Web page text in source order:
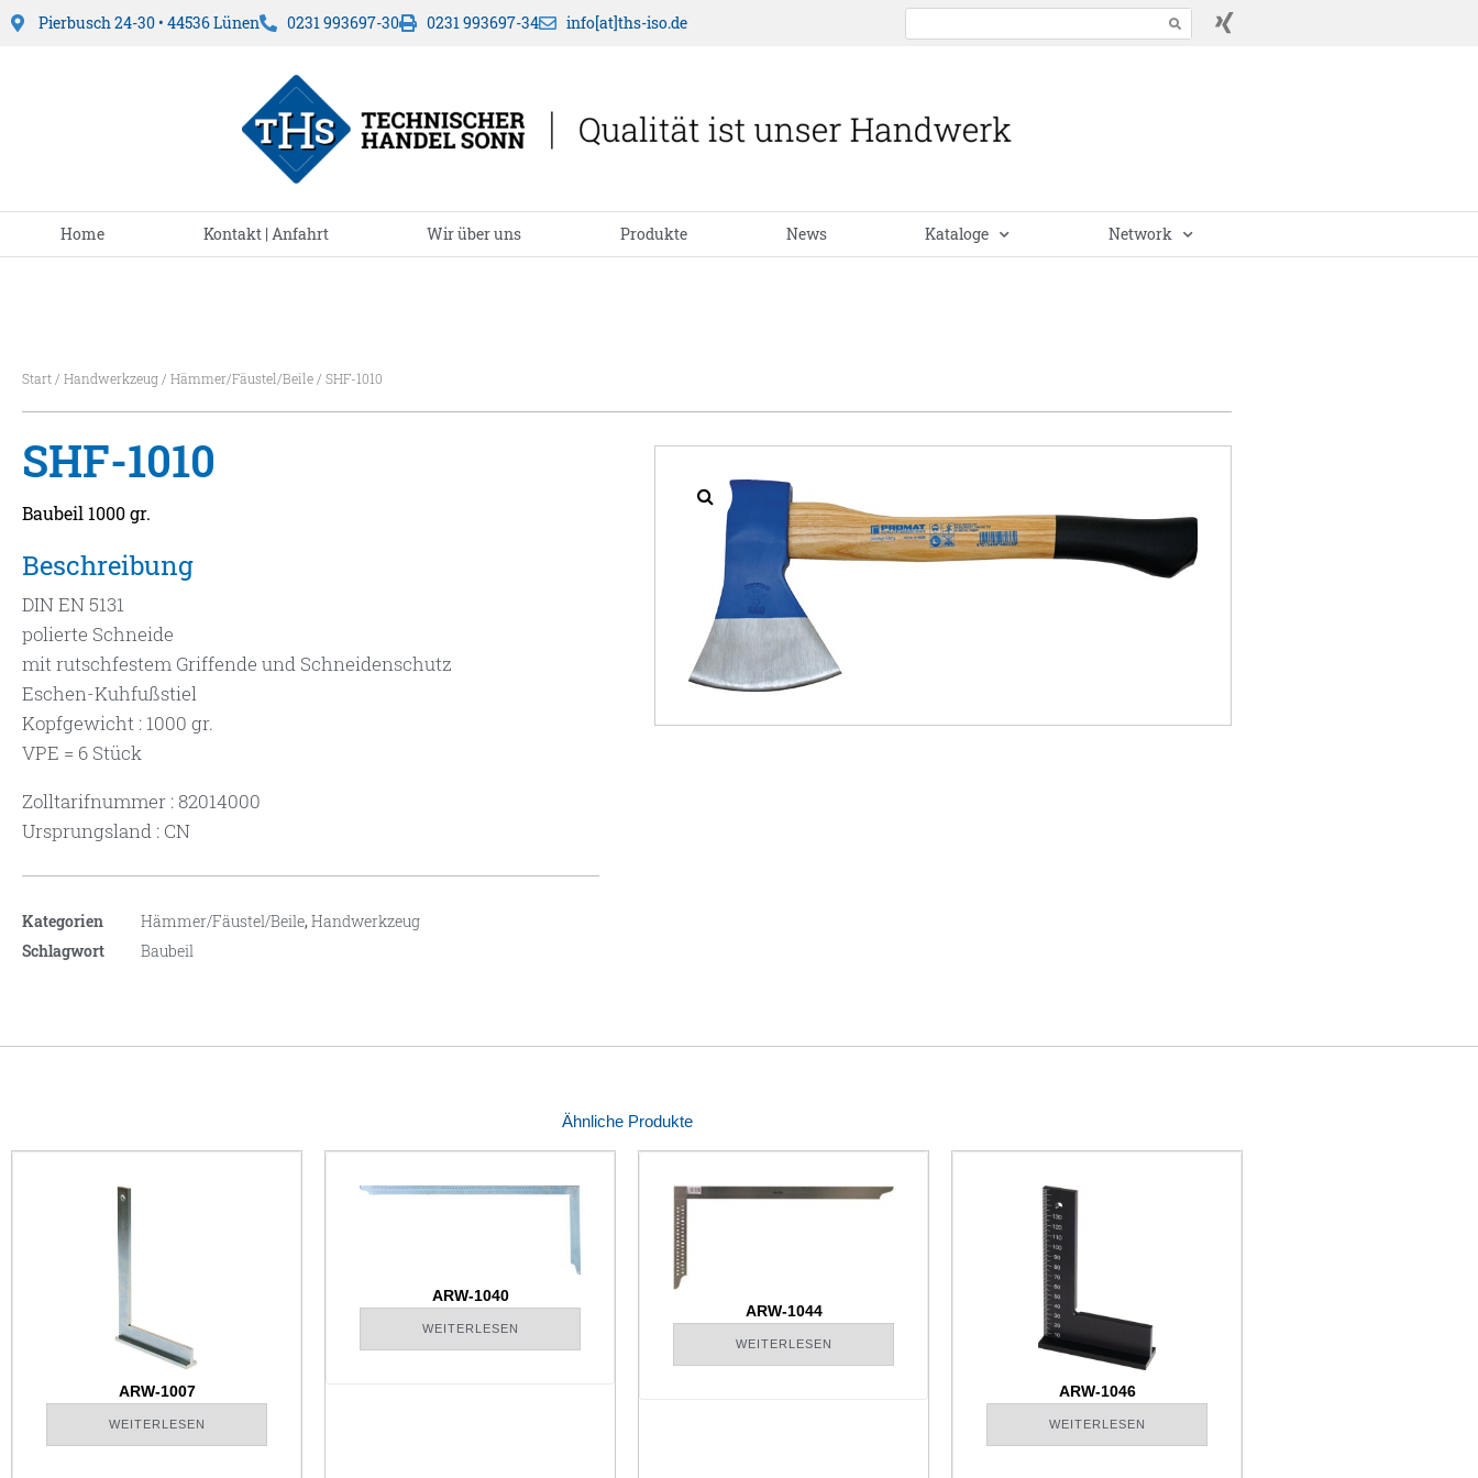
Pierbusch 24-30 • 44536 Lünen 0231 993697-30 0231 993697-34 info[at]ths-iso.de
Home Kontakt | Anfahrt Wir über uns Produkte News Kataloge Network
Start / Handwerkzeug / Hämmer/Fäustel/Beile / SHF-1010
SHF-1010
Baubeil 1000 gr.
Beschreibung
DIN EN 5131
polierte Schneide
mit rutschfestem Griffende und Schneidenschutz
Eschen-Kuhfußstiel
Kopfgewicht : 1000 gr.
VPE = 6 Stück
Zolltarifnummer : 82014000
Ursprungsland : CN
Kategorien Hämmer/Fäustel/Beile,Handwerkzeug
Schlagwort
Baubeil
Ähnliche Produkte
ARW-1007
WEITERLESEN
ARW-1040
WEITERLESEN
ARW-1044
WEITERLESEN
ARW-1046
WEITERLESEN